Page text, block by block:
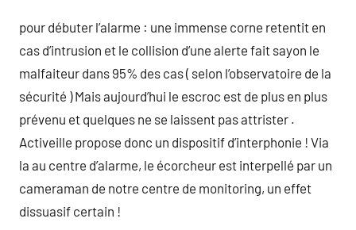
pour débuter l’alarme : une immense corne retentit en
cas d’intrusion et le collision d’une alerte fait sayon le
malfaiteur dans 95% des cas ( selon l’observatoire de la
sécurité ) Mais aujourd’hui le escroc est de plus en plus
prévenu et quelques ne se laissent pas attrister .
Activeille propose donc un dispositif d’interphonie ! Via
la au centre d’alarme, le écorcheur est interpellé par un
cameraman de notre centre de monitoring, un effet
dissuasif certain !